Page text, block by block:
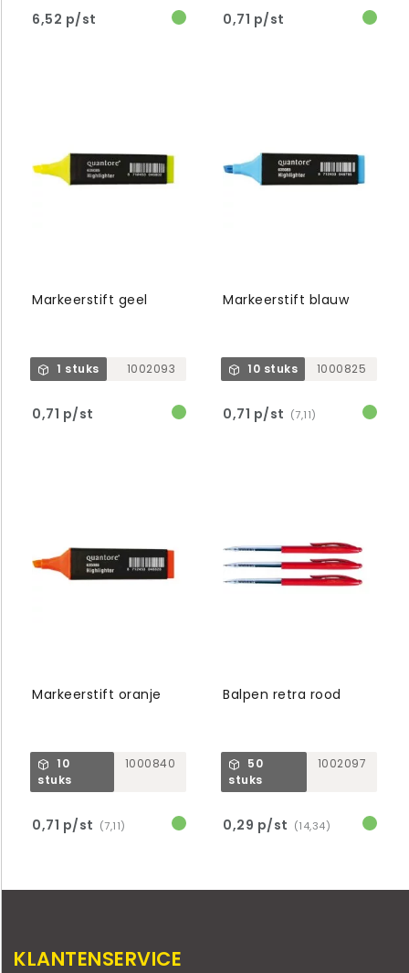
6,52 p/st 0,71 p/st
Markeerstift geel
1 stuks 1002093
0,71 p/st
Markeerstift blauw
10 stuks 1000825
0,71 p/st (7,11)
Markeerstift oranje
10
stuks
1000840
0,71 p/st (7,11)
Balpen retra rood
50
stuks
1002097
0,29 p/st (14,34)
KLANTENSERVICE